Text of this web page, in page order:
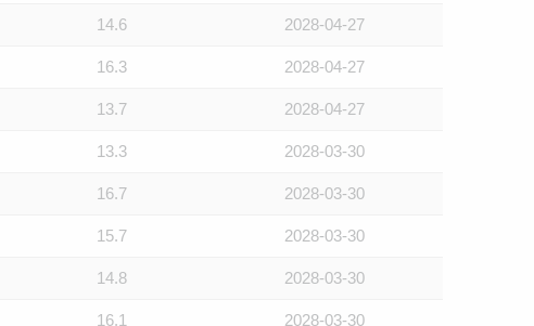
14.6 2028-04-27
16.3 2028-04-27
13.7 2028-04-27
13.3 2028-03-30
16.7 2028-03-30
15.7 2028-03-30
14.8 2028-03-30
16.1 2028-03-30